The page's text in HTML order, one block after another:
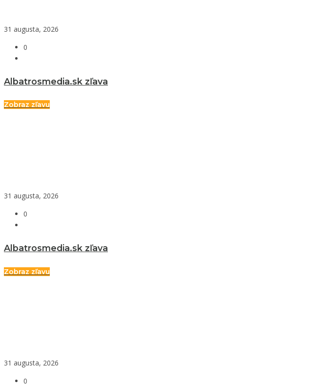
31 augusta, 2026
0
Albatrosmedia.sk zľava
Zobraz zľavu
31 augusta, 2026
0
Albatrosmedia.sk zľava
Zobraz zľavu
31 augusta, 2026
0